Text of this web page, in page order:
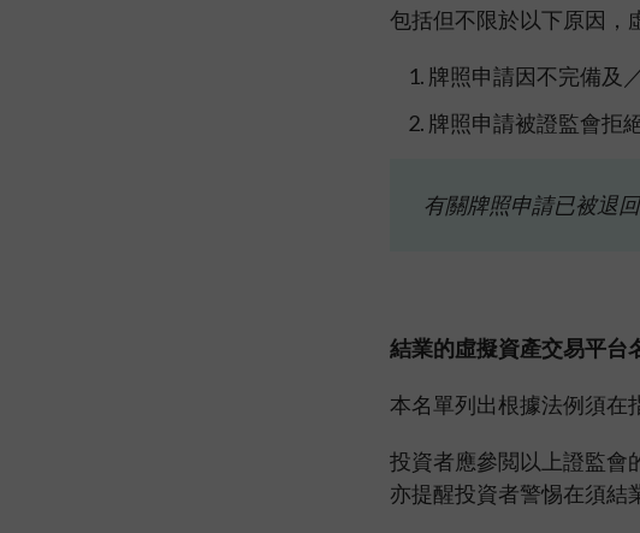
包括但不限於以下原因，
牌照申請因不完備及
牌照申請被證監會拒
有關牌照申請已被退
結業的虛擬資產交易平台
本名單列出根據法例須在
投資者應參閲以上證監會
亦提醒投資者警惕在須結